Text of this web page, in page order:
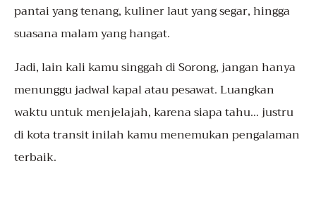
pantai yang tenang, kuliner laut yang segar, hingga
suasana malam yang hangat.
Jadi, lain kali kamu singgah di Sorong, jangan hanya
menunggu jadwal kapal atau pesawat. Luangkan
waktu untuk menjelajah, karena siapa tahu… justru
di kota transit inilah kamu menemukan pengalaman
terbaik.